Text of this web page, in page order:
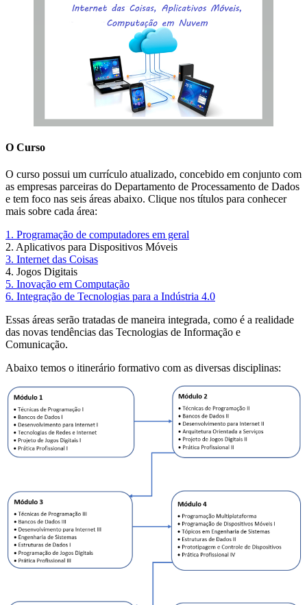
O Curso
O curso possui um currículo atualizado, concebido em conjunto com
as empresas parceiras do Departamento de Processamento de Dados
e tem foco nas seis áreas abaixo. Clique nos títulos para conhecer
mais sobre cada área:
1. Programação de computadores em geral
2. Aplicativos para Dispositivos Móveis
3. Internet das Coisas
4. Jogos Digitais
5. Inovação em Computação
6. Integração de Tecnologias para a Indústria 4.0
Essas áreas serão tratadas de maneira integrada, como é a realidade
das novas tendências das Tecnologias de Informação e
Comunicação.
Abaixo temos o itinerário formativo com as diversas disciplinas: